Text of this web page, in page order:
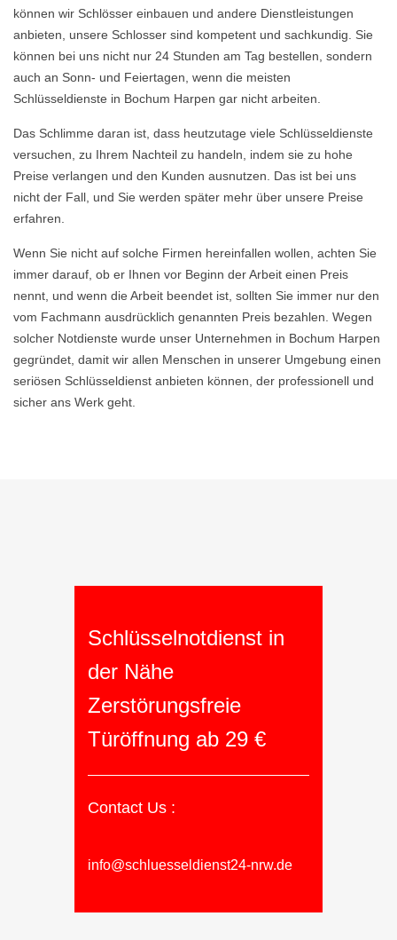
können wir Schlösser einbauen und andere Dienstleistungen
anbieten, unsere Schlosser sind kompetent und sachkundig. Sie
können bei uns nicht nur 24 Stunden am Tag bestellen, sondern
auch an Sonn- und Feiertagen, wenn die meisten
Schlüsseldienste in Bochum Harpen gar nicht arbeiten.
Das Schlimme daran ist, dass heutzutage viele Schlüsseldienste
versuchen, zu Ihrem Nachteil zu handeln, indem sie zu hohe
Preise verlangen und den Kunden ausnutzen. Das ist bei uns
nicht der Fall, und Sie werden später mehr über unsere Preise
erfahren.
Wenn Sie nicht auf solche Firmen hereinfallen wollen, achten Sie
immer darauf, ob er Ihnen vor Beginn der Arbeit einen Preis
nennt, und wenn die Arbeit beendet ist, sollten Sie immer nur den
vom Fachmann ausdrücklich genannten Preis bezahlen. Wegen
solcher Notdienste wurde unser Unternehmen in Bochum Harpen
gegründet, damit wir allen Menschen in unserer Umgebung einen
seriösen Schlüsseldienst anbieten können, der professionell und
sicher ans Werk geht.
Schlüsselnotdienst in
der Nähe
Zerstörungsfreie
Türöffnung ab 29 €
Contact Us :
info@schluesseldienst24-nrw.de